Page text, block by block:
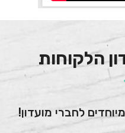
הלקוחות
לחברי מועדון!